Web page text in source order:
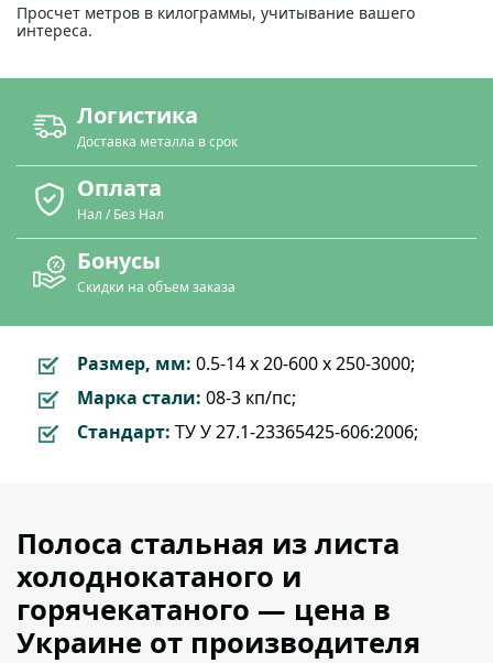
Просчет метров в килограммы, учитывание вашего
интереса.
Логистика
Доставка металла в срок
Оплата
Нал / Без Нал
Бонусы
Скидки на объем заказа
Размер, мм: 0.5-14 х 20-600 х 250-3000;
Марка стали: 08-3 кп/пс;
Стандарт: ТУ У 27.1-23365425-606:2006;
Полоса стальная из листа
холоднокатаного и
горячекатаного — цена в
Украине от производителя